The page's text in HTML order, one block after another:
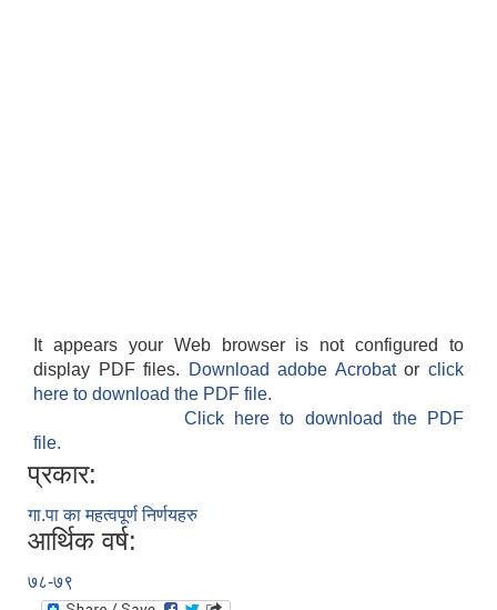
It appears your Web browser is not configured to
display PDF files.
Download adobe Acrobatorclick
here to download the PDF file.
Click here to download the PDF
file.
प्रकार:
गा.पा का महत्वपूर्ण निर्णयहरु
आर्थिक वर्ष:
७८-७९